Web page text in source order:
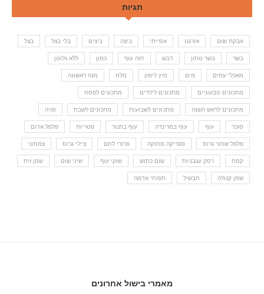
תגיות
אבקת שום אורגנו אסייתי ביצה ביצים בלי בצל בצל
בשר בשר טחון דבש חזה עוף כמון ללא גלוטן
מאכלי עמים מים מיץ לימון מלח מנה ראשונה
מתכונים טבעוניים מתכונים לילדים מתכונים לפסח
מתכונים לראש השנה מתכונים לשבועות מתכונים לשבת סויה
סוכר עוף עוף במרינדה עוף בתנור פטריות פלפל אדום
פלפל שחור גרוס פפריקה מתוקה פרורי לחם צ'ילי גרוס צמחוני
קמח רסק עגבניות שום כתוש שוקי עוף שיני שום שמן זית
שמן קנולה תבשיל תפוחי אדמה
מאמרי בישול אחרונים